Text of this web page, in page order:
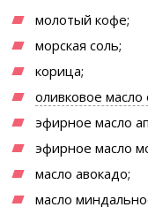
молотый кофе;
морская соль;
корица;
оливковое масло
эфирное масло
эфирное масло
масло авокадо;
масло